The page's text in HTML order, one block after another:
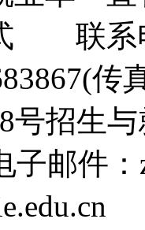
联系
号招
邮件：